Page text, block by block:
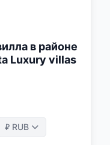
в районе
Luxury villas
₽ RUB